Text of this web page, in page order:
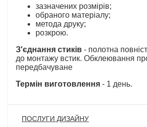
зазначених розмірів;
обраного матеріалу;
метода друку;
розкрою.
З'єднання стиків - полотна
до монтажу встик. Обклеювання
передбачуване
Термін виготовлення - 1 день.
ПОСЛУГИ ДИЗАЙНУ